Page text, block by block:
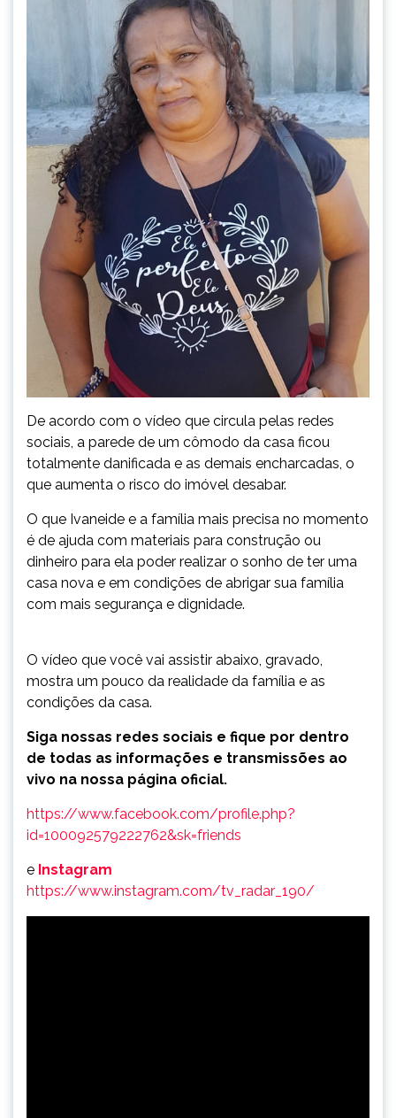
De acordo com o vídeo que circula pelas redes
sociais, a parede de um cômodo da casa ficou
totalmente danificada e as demais encharcadas, o
que aumenta o risco do imóvel desabar.
O que Ivaneide e a família mais precisa no momento
é de ajuda com materiais para construção ou
dinheiro para ela poder realizar o sonho de ter uma
casa nova e em condições de abrigar sua família
com mais segurança e dignidade.
O vídeo que você vai assistir abaixo, gravado,
mostra um pouco da realidade da família e as
condições da casa.
Siga nossas redes sociais e fique por dentro
de todas as informações e transmissões ao
vivo na nossa página oficial.
https://www.facebook.com/profile.php?
id=100092579222762&sk=friends
e Instagram
https://www.instagram.com/tv_radar_190/